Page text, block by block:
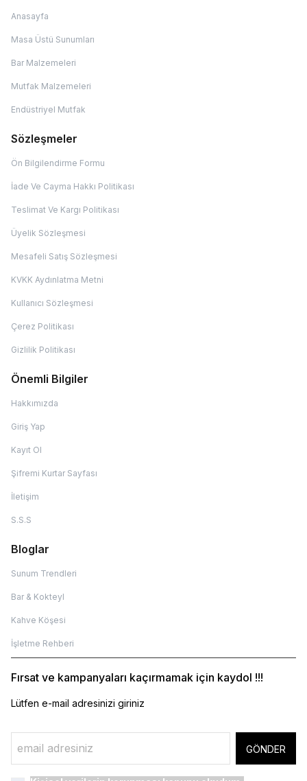
Anasayfa
Masa Üstü Sunumları
Bar Malzemeleri
Mutfak Malzemeleri
Endüstriyel Mutfak
Sözleşmeler
Ön Bilgilendirme Formu
İade Ve Cayma Hakkı Politikası
Teslimat Ve Kargı Politikası
Üyelik Sözleşmesi
Mesafeli Satış Sözleşmesi
KVKK Aydınlatma Metni
Kullanıcı Sözleşmesi
Çerez Politikası
Gizlilik Politikası
Önemli Bilgiler
Hakkımızda
Giriş Yap
Kayıt Ol
Şifremi Kurtar Sayfası
İletişim
S.S.S
Bloglar
Sunum Trendleri
Bar & Kokteyl
Kahve Köşesi
İşletme Rehberi
Fırsat ve kampanyaları kaçırmamak için kaydol !!!
Lütfen e-mail adresinizi giriniz
GÖNDER